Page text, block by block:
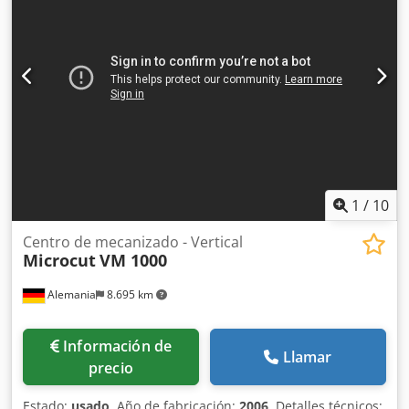
1 / 10
Alemania 8.695 km
Centro de mecanizado - Vertical
MicrocutVM 1000
Información de
precio
Llamar